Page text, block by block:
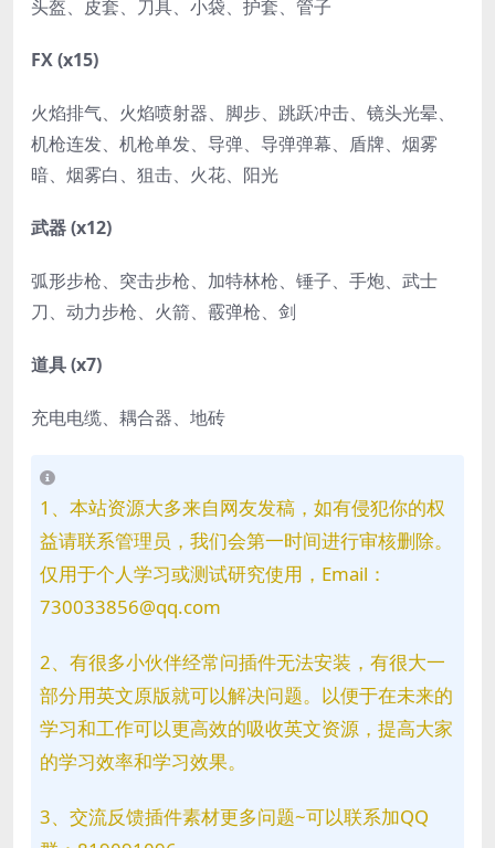
头盔、皮套、刀具、小袋、护套、管子
FX (x15)
火焰排气、火焰喷射器、脚步、跳跃冲击、镜头光晕、
机枪连发、机枪单发、导弹、导弹弹幕、盾牌、烟雾
暗、烟雾白、狙击、火花、阳光
武器 (x12)
弧形步枪、突击步枪、加特林枪、锤子、手炮、武士
刀、动力步枪、火箭、霰弹枪、剑
道具 (x7)
充电电缆、耦合器、地砖
1、本站资源大多来自网友发稿，如有侵犯你的权
益请联系管理员，我们会第一时间进行审核删除。
仅用于个人学习或测试研究使用，Email：
730033856@qq.com
2、有很多小伙伴经常问插件无法安装，有很大一
部分用英文原版就可以解决问题。以便于在未来的
学习和工作可以更高效的吸收英文资源，提高大家
的学习效率和学习效果。
3、交流反馈插件素材更多问题~可以联系加QQ